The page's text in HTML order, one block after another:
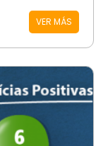
VER MÁS